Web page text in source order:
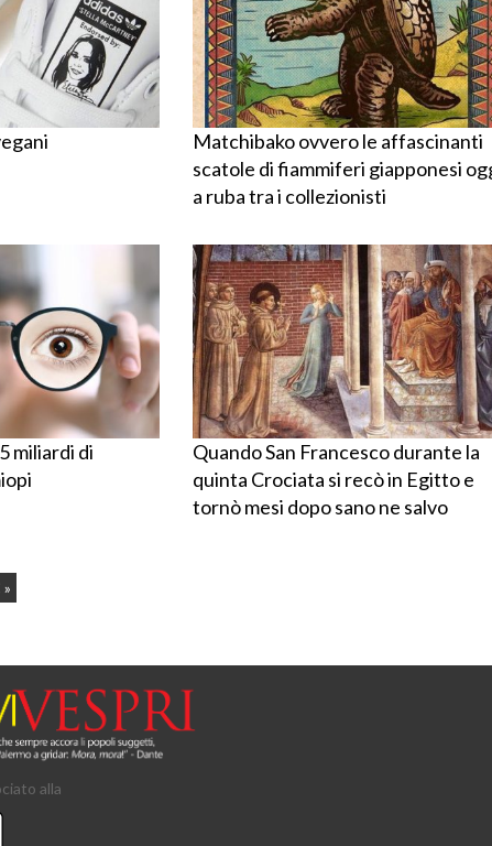
Matchibako ovvero le affascinanti
scatole di fiammiferi giapponesi
a ruba tra i collezionisti
miliardi di
Quando San Francesco durante la
quinta Crociata si recò in Egitto e
tornò mesi dopo sano ne salvo
alla